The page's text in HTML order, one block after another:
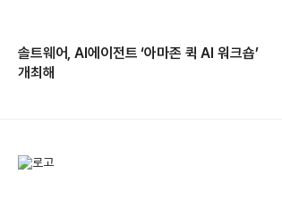
솔트웨어, AI에이전트 ‘아마존 퀵 AI 워크숍’
개최해